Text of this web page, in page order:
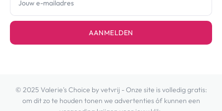
AANMELDEN
© 2025 Valerie's Choice by vetvrij - Onze site is volledig gratis:
om dit zo te houden tonen we advertenties óf kunnen een